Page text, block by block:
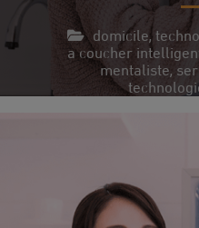
domicile,
a coucher
mentaliste,